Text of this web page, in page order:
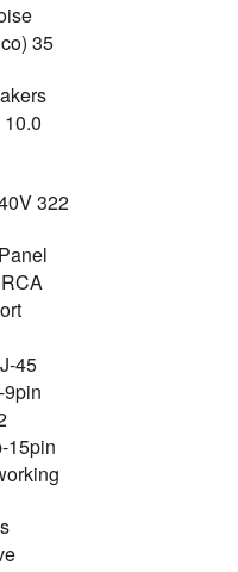
35 dB / 28 dB (Eco)
10.0 Watts Mono
322 Watts 100V - 240V
45
15pin